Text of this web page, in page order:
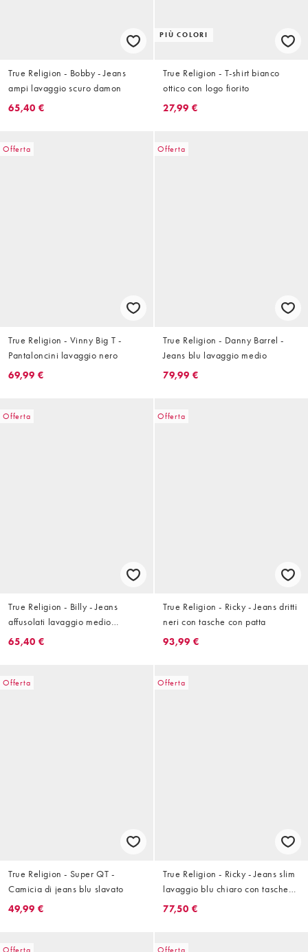
True Religion - Bobby - Jeans
ampi lavaggio scuro damon
65,40 €
PIÙ COLORI
True Religion - T-shirt bianco
ottico con logo fiorito
27,99 €
Offerta
True Religion - Vinny Big T -
Pantaloncini lavaggio nero
69,99 €
Offerta
True Religion - Danny Barrel -
Jeans blu lavaggio medio
79,99 €
Offerta
True Religion - Billy - Jeans
affusolati lavaggio medio
brillante
65,40 €
Offerta
True Religion - Ricky - Jeans dritti
neri con tasche con patta
93,99 €
Offerta
True Religion - Super QT -
Camicia di jeans blu slavato
49,99 €
Offerta
True Religion - Ricky - Jeans slim
lavaggio blu chiaro con tasche
con patta
77,50 €
Offerta Offerta